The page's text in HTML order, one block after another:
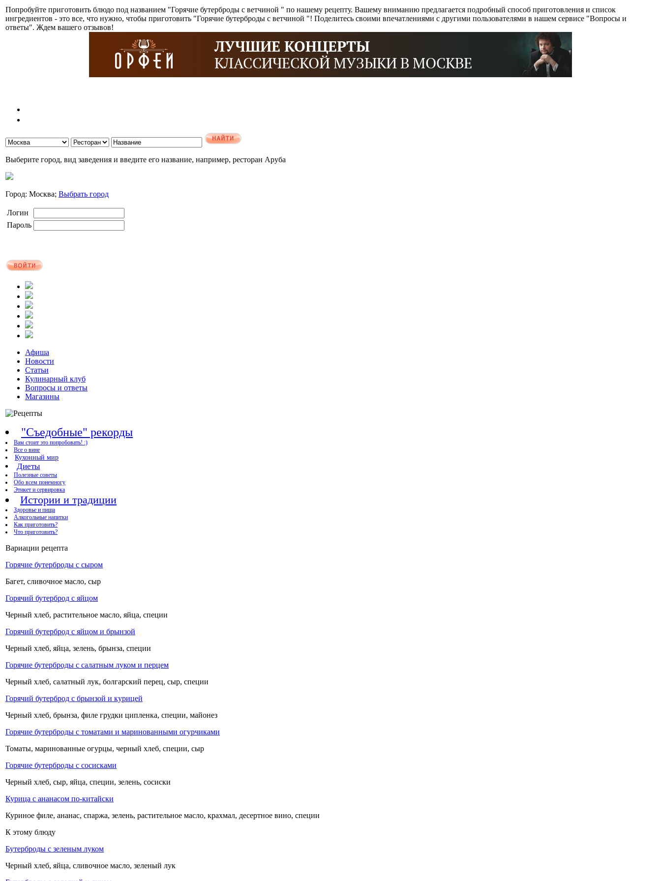
Попробуйте приготовить блюдо под названием "Горячие бутерброды с ветчиной " по нашему рецепту. Вашему вниманию предлагается подробный способ приготовления и список
ингредиентов - это все, что нужно, чтобы приготовить "Горячие бутерброды с ветчиной "! Поделитесь своими впечатлениями с другими пользователями в нашем сервисе "Вопросы и
ответы". Ждем вашего отзывов!
Выберите город, вид заведения и введите его название, например, ресторан Аруба
Город: Москва; Выбрать город
Логин
Пароль
Афиша
Новости
Статьи
Кулинарный клуб
Вопросы и ответы
Магазины
"Съедобные" рекорды
Вам стоит это попробовать! :)
Все о вине
Кухонный мир
Диеты
Полезные советы
Обо всем понемногу
Этикет и сервировка
Истории и традиции
Здоровье и пища
Алкогольные напитки
Как приготовить?
Что приготовить?
Вариации рецепта
Горячие бутерброды с сыром
Багет, сливочное масло, сыр
Горячий бутерброд с яйцом
Черный хлеб, растительное масло, яйца, специи
Горячий бутерброд с яйцом и брынзой
Черный хлеб, яйца, зелень, брынза, специи
Горячие бутерброды с салатным луком и перцем
Черный хлеб, салатный лук, болгарский перец, сыр, специи
Горячий бутерброд с брынзой и курицей
Черный хлеб, брынза, филе грудки ципленка, специи, майонез
Горячие бутерброды с томатами и маринованными огурчиками
Томаты, маринованные огурцы, черный хлеб, специи, сыр
Горячие бутерброды с сосисками
Черный хлеб, сыр, яйца, специи, зелень, сосиски
Курица с ананасом по-китайски
Куриное филе, ананас, спаржа, зелень, растительное масло, крахмал, десертное вино, специи
К этому блюду
Бутерброды с зеленым луком
Черный хлеб, яйца, сливочное масло, зеленый лук